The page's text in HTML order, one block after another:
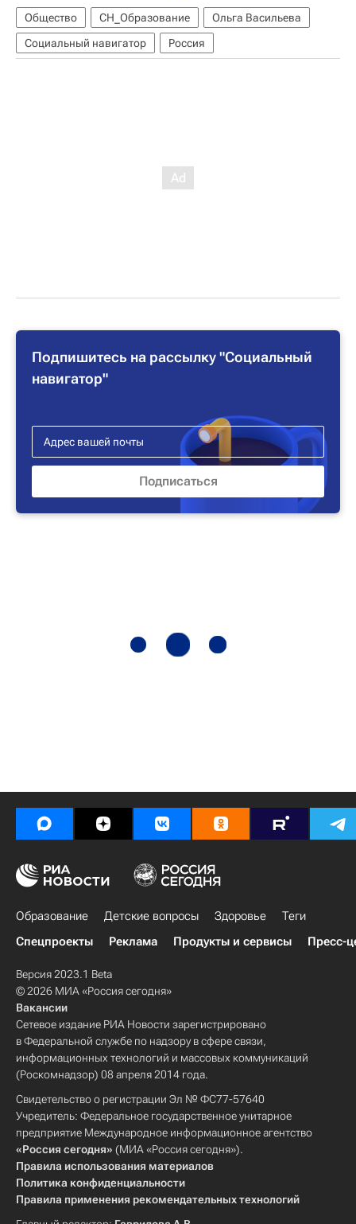
Общество СН_Образование
Ольга Васильева
Социальный навигатор
Россия
Подпишитесь на рассылку "Социальный
навигатор"
Образование Детские вопросы Здоровье
Теги
Спецпроекты
Реклама Продукты и сервисы Пресс-
Версия 2023.1 Beta
© 2026 МИА «Россия сегодня»
Вакансии
Сетевое издание РИА Новости зарегистрировано
в Федеральной службе по надзору в сфере связи,
информационных технологий и массовых коммуникаций
(Роскомнадзор) 08 апреля 2014 года.
Свидетельство о регистрации Эл № ФС77-57640
Учредитель: Федеральное государственное унитарное
предприятие Международное информационное агентство
«Россия сегодня» (МИА «Россия сегодня»).
Правила использования материалов
Политика конфиденциальности
Правила применения рекомендательных технологий